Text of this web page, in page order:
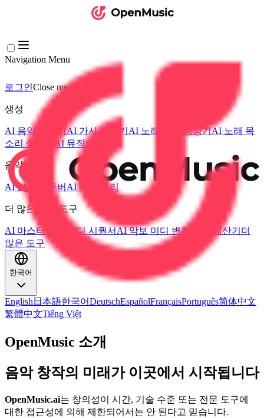
Navigation Menu
로그인Close menu
생성
AI 음악 생성기AI 가사 생성기 AI 노래 커버 생성기AI 노래 목
소리 생성기
AI 뮤직비디오
음악 편집
AI 보컬 리무버 AI 음원 분리
더 많은 음악 도구
AI 마스터링 AI 미디 시퀀서AI 악보 미디 변환 BPM 계산기 더
많은 도구
한국어
English 日本語한국어DeutschEspañolFrançaisPortuguês简体中文
繁體中文Tiếng Việt
OpenMusic 소개
음악 창작의 미래가 이곳에서 시작됩니다
OpenMusic.ai는 창의성이 시간, 기술 수준 또는 전문 도구에
대한 접근성에 의해 제한되어서는 안 된다고 믿습니다.